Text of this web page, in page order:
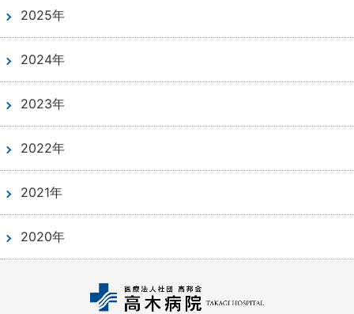
2025年
2024年
2023年
2022年
2021年
2020年